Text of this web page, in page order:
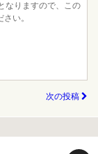
なりますので、この
い。
次の投稿